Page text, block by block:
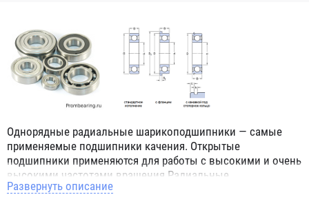
Однорядные радиальные шарикоподшипники — самые
применяемые подшипники качения. Открытые
подшипники применяются для работы с высокими и очень
высокими частотами вращения.Радиальные
шарикоподшипники обозначением 2Z ZZ с обеих сторон
Развернуть описание